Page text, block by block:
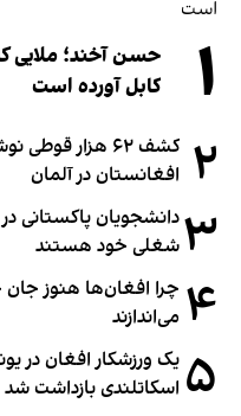
۱
حسن آخند؛ ملایی
کابل آورده است
۲
کشف ۶۲ هزار
افغانستان در آلمان
۳دانشجویان پاکستانی
شغلی خود هستند
۴ چرا افغان‌ها هنوز جان
می‌اندازند
۵ یک ورزشکار افغان در
اسکاتلندی بازداشت شد